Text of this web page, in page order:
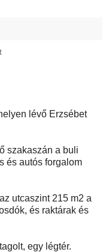
lévő Erzsébet
szakaszán a buli
és autós forgalom
utcaszint 215 m2 a
és raktárak és
egy légtér.